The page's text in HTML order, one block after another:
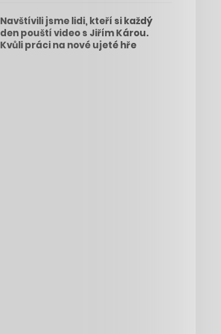
Navštívili jsme lidi, kteří si každý
den pouští video s Jiřím Károu.
Kvůli práci na nové ujeté hře